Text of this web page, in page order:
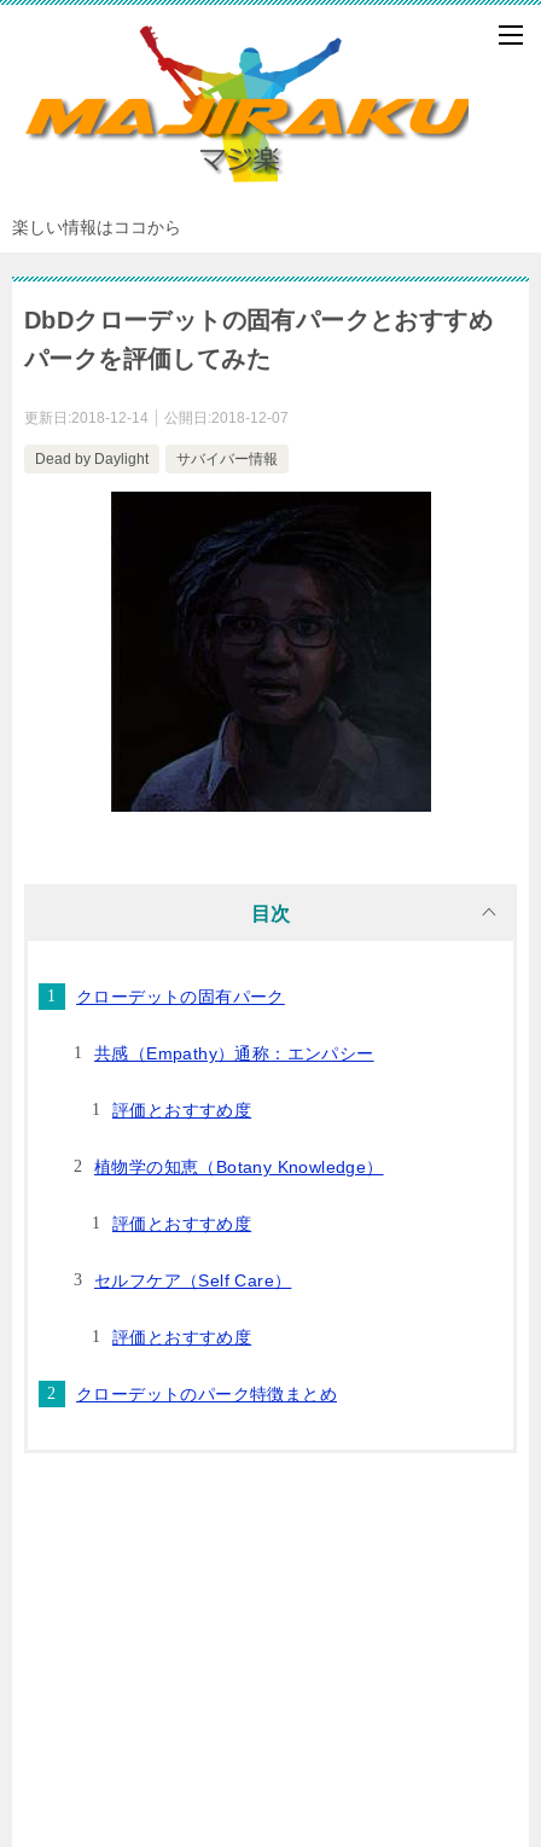
楽しい情報はココから
DbDクローデットの固有パークとおすすめ
パークを評価してみた
更新日:2018-12-14 公開日:2018-12-07
Dead by Daylight サバイバー情報
目次
クローデットの固有パーク
共感（Empathy）通称：エンパシー
評価とおすすめ度
植物学の知恵（Botany Knowledge）
評価とおすすめ度
セルフケア（Self Care）
評価とおすすめ度
クローデットのパーク特徴まとめ